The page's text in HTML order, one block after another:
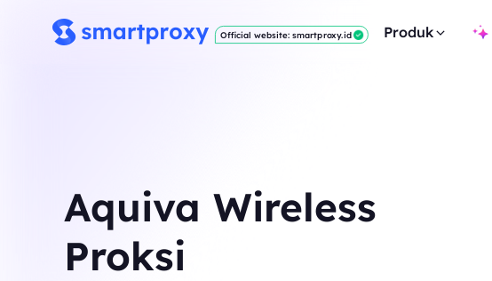
Official website: smartproxy.id Produk
Aquiva Wireless
Proksi